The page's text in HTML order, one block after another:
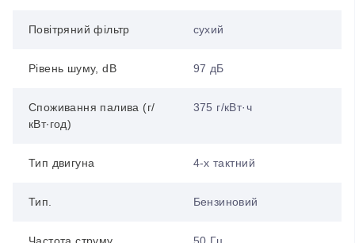
Повітряний фільтр сухий
Рівень шуму, dB 97 дБ
Споживання палива (г/
кВт∙год)
375 г/кВт·ч
Тип двигуна 4-х тактний
Тип. Бензиновий